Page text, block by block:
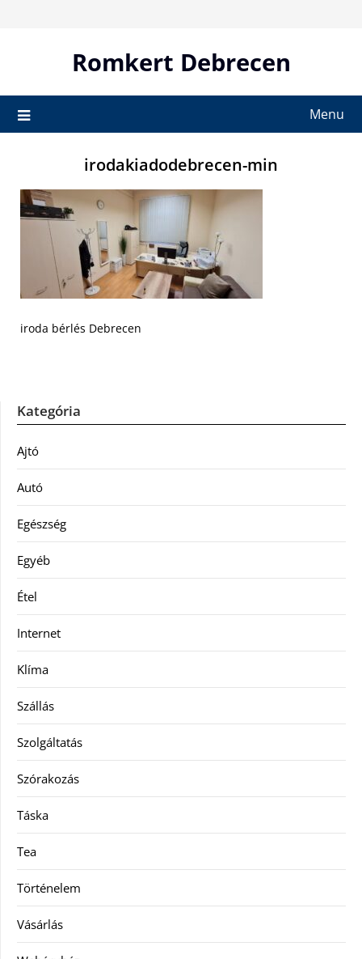
Romkert Debrecen
Menu
irodakiadodebrecen-min
iroda bérlés Debrecen
Kategória
Ajtó
Autó
Egészség
Egyéb
Étel
Internet
Klíma
Szállás
Szolgáltatás
Szórakozás
Táska
Tea
Történelem
Vásárlás